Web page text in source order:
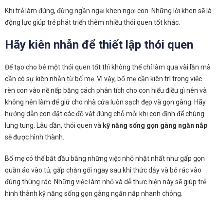
Khi trẻ làm đúng, đừng ngần ngại khen ngợi con. Những lời khen sẽ là
động lực giúp trẻ phát triển thêm nhiều thói quen tốt khác.
Hãy kiên nhẫn để thiết lập thói quen
Để tạo cho bé một thói quen tốt thì không thể chỉ làm qua vài lần mà
cần có sự kiên nhẫn từ bố mẹ. Vì vậy, bố mẹ cần kiên trì trong việc
rèn con vào nề nếp bằng cách phân tích cho con hiểu điều gì nên và
không nên làm để giữ cho nhà cửa luôn sạch đẹp và gọn gàng. Hãy
hướng dẫn con đặt các đồ vật đúng chỗ mỗi khi con định để chúng
lung tung. Lâu dần, thói quen và kỹ năng sống gọn gàng ngăn nắp
sẽ được hình thành.
Bố mẹ có thể bắt đầu bằng những việc nhỏ nhặt nhất như gấp gọn
quần áo vào tủ, gấp chăn gối ngay sau khi thức dậy và bỏ rác vào
đúng thùng rác. Những việc làm nhỏ và dễ thực hiện này sẽ giúp trẻ
hình thành kỹ năng sống gọn gàng ngăn nắp nhanh chóng.